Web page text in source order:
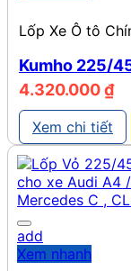
Lốp Xe Ô tô
Kumho 225/
4.320.000₫
Xem chi tiết
add
Xem nhanh